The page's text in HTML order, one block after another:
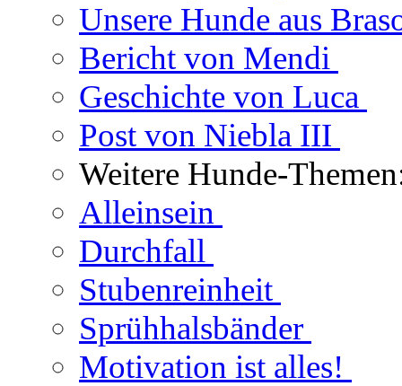
Unsere Hunde aus
Bericht von Mendi
Geschichte von Luca
Post von Niebla III
Weitere Hunde-
Alleinsein
Durchfall
Stubenreinheit
Sprühhalsbänder
Motivation ist alles!